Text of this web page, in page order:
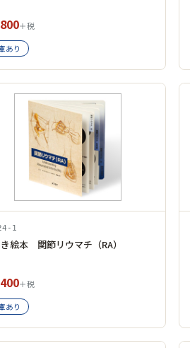
＋税
あり
1
絵本 関節リウマチ（RA）
＋税
あり